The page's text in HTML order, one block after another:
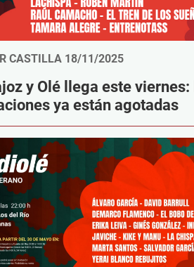
CASTILLA 18/11/2025
y Olé llega este viernes:
ya están agotadas